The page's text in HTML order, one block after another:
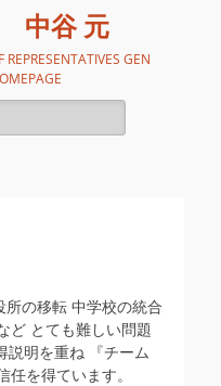
中谷 元
GEN
の移転 中学校の統合
ど とても難しい問題
説明を重ね 『チーム
を得ています。